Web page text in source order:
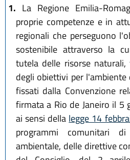
1. La Regione Emilia-
proprie competenze e in
regionali che perseguono
sostenibile attraverso la
tutela delle risorse
degli obiettivi per
fissati dalla Convenzione
firmata a Rio de Janeiro il 5
ai sensi della legge 14
programmi comunitari
ambientale, delle direttive